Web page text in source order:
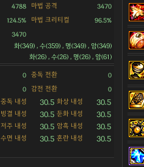
4788 마법 공격 3470
124.5% 마법 크리티컬 96.5%
3470
화(349) , 수(359) , 명(349) , 암(349)
화(26) , 수(26) , 명(26) , 암(61)
0 중독 전환 0
0 감전 전환 0
중독 내성 30.5 화상 내성 30.5
빙결 내성 30.5 둔화 내성 30.5
저주 내성 30.5 암흑 내성 30.5
수면 내성 30.5 혼란 내성 30.5